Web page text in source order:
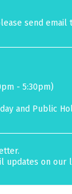
send email
- 5:30pm)
and Public
updates on our